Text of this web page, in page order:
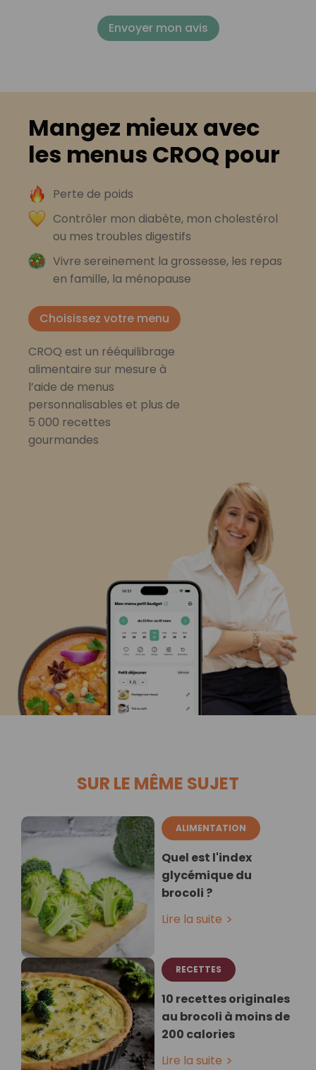
Envoyer mon avis
Mangez mieux avec
les menus CROQ pour
Perte de poids
Contrôler mon diabète, mon cholestérol
ou mes troubles digestifs
Vivre sereinement la grossesse, les repas
en famille, la ménopause
Choisissez votre menu
CROQ est un rééquilibrage
alimentaire sur mesure à
l’aide de menus
personnalisables et plus de
5 000 recettes
gourmandes
SUR LE MÊME SUJET
ALIMENTATION
Quel est l'index
glycémique du
brocoli ?
Lire la suite
RECETTES
10 recettes originales
au brocoli à moins de
200 calories
Lire la suite